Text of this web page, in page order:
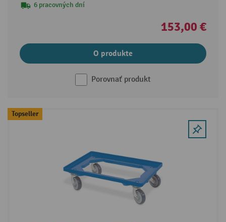
6 pracovných dní
153,00 €
O produkte
Porovnať produkt
Topseller